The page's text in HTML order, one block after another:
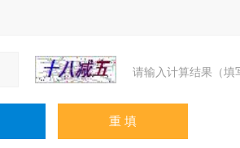
请输入计算结果（填